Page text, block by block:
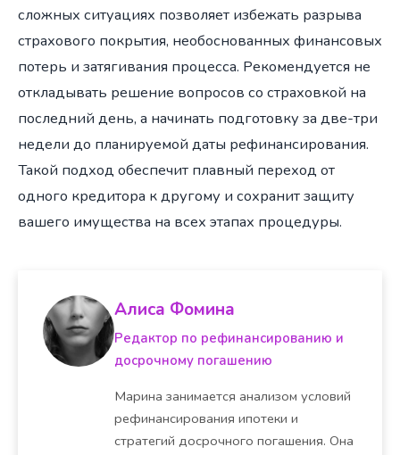
сложных ситуациях позволяет избежать разрыва
страхового покрытия, необоснованных финансовых
потерь и затягивания процесса. Рекомендуется не
откладывать решение вопросов со страховкой на
последний день, а начинать подготовку за две-три
недели до планируемой даты рефинансирования.
Такой подход обеспечит плавный переход от
одного кредитора к другому и сохранит защиту
вашего имущества на всех этапах процедуры.
Алиса Фомина
Редактор по рефинансированию и
досрочному погашению
Марина занимается анализом условий
рефинансирования ипотеки и
стратегий досрочного погашения. Она